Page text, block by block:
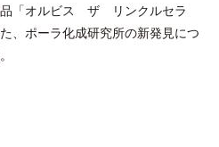
品「オルビス ザ リンクルセラ
、ポーラ化成研究所の新発見につ